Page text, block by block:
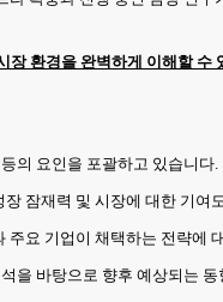
환경을 완벽하게 이해할 수
의 요인을 포괄하고 있습니다.
잠재력 및 시장에 대한 기여
요 기업이 채택하는 전략에
을 바탕으로 향후 예상되는 동